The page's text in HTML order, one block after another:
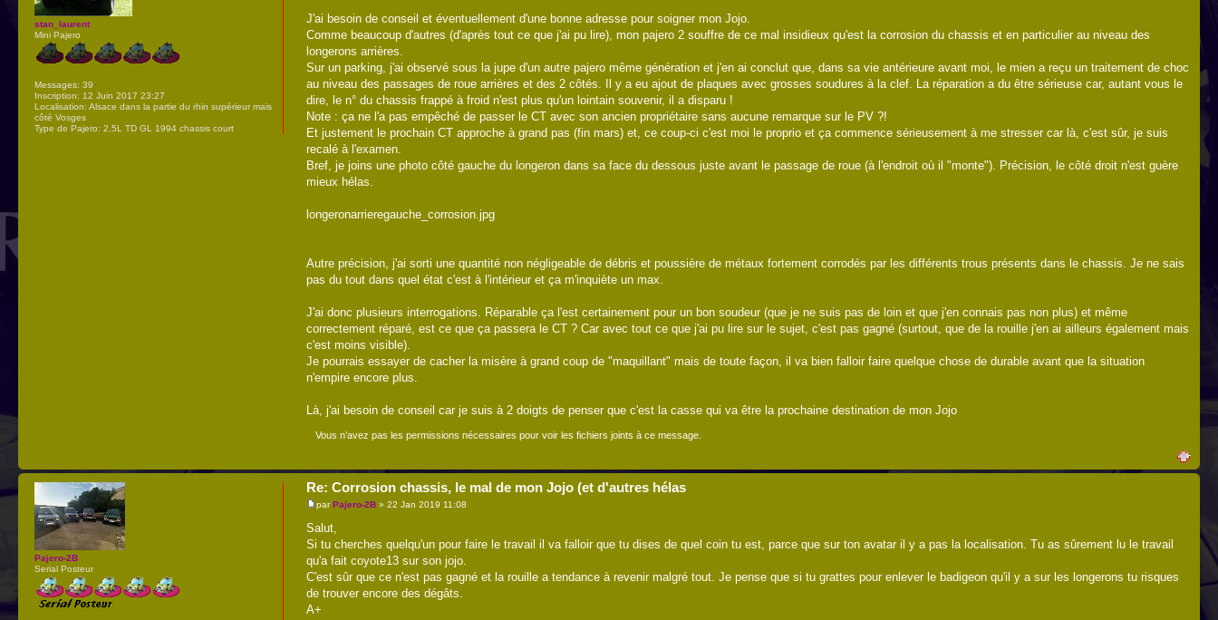
J'ai besoin de conseil et éventuellement d'une bonne adresse pour soigner mon Jojo.
Comme beaucoup d'autres (d'après tout ce que j'ai pu lire), mon pajero 2 souffre de ce mal insidieux qu'est la corrosion du chassis et en particulier au niveau des
longerons arrières.
Sur un parking, j'ai observé sous la jupe d'un autre pajero même génération et j'en ai conclut que, dans sa vie antérieure avant moi, le mien a reçu un traitement de choc
au niveau des passages de roue arrières et des 2 côtés. Il y a eu ajout de plaques avec grosses soudures à la clef. La réparation a du être sérieuse car, autant vous le
dire, le n° du chassis frappé à froid n'est plus qu'un lointain souvenir, il a disparu !
Note : ça ne l'a pas empêché de passer le CT avec son ancien propriétaire sans aucune remarque sur le PV ?!
Et justement le prochain CT approche à grand pas (fin mars) et, ce coup-ci c'est moi le proprio et ça commence sérieusement à me stresser car là, c'est sûr, je suis
recalé à l'examen.
Bref, je joins une photo côté gauche du longeron dans sa face du dessous juste avant le passage de roue (à l'endroit où il "monte"). Précision, le côté droit n'est guère
mieux hélas.
longeronarrieregauche_corrosion.jpg
Autre précision, j'ai sorti une quantité non négligeable de débris et poussière de métaux fortement corrodés par les différents trous présents dans le chassis. Je ne sais
pas du tout dans quel état c'est à l'intérieur et ça m'inquiète un max.
J'ai donc plusieurs interrogations. Réparable ça l'est certainement pour un bon soudeur (que je ne suis pas de loin et que j'en connais pas non plus) et même
correctement réparé, est ce que ça passera le CT ? Car avec tout ce que j'ai pu lire sur le sujet, c'est pas gagné (surtout, que de la rouille j'en ai ailleurs également mais
c'est moins visible).
Je pourrais essayer de cacher la misère à grand coup de "maquillant" mais de toute façon, il va bien falloir faire quelque chose de durable avant que la situation
n'empire encore plus.
Là, j'ai besoin de conseil car je suis à 2 doigts de penser que c'est la casse qui va être la prochaine destination de mon Jojo
Vous n’avez pas les permissions nécessaires pour voir les fichiers joints à ce message.
stan_laurent
Mini Pajero
Messages: 39
Inscription: 12 Juin 2017 23:27
Localisation: Alsace dans la partie du rhin supérieur mais
côté Vosges
Type de Pajero: 2,5L TD GL 1994 chassis court
Re: Corrosion chassis, le mal de mon Jojo (et d'autres hélas
parPajero-2B » 22 Jan 2019 11:08
Salut,
Si tu cherches quelqu'un pour faire le travail il va falloir que tu dises de quel coin tu est, parce que sur ton avatar il y a pas la localisation. Tu as sûrement lu le travail
qu'a fait coyote13 sur son jojo.
C'est sûr que ce n'est pas gagné et la rouille a tendance à revenir malgré tout. Je pense que si tu grattes pour enlever le badigeon qu'il y a sur les longerons tu risques
de trouver encore des dégâts.
A+
Pajero-2B
Serial Posteur